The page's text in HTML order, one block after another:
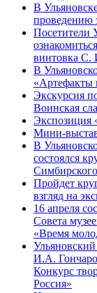
В
проведению
Посетители
винтовка С.
В
«Артефакты
Экскурсия
Воинская
Экспозиция
Мини-
В
состоялся
Пройдет
взгляд на
16 апреля
Совета
«Время
И.А.
Конкурс
Россия»